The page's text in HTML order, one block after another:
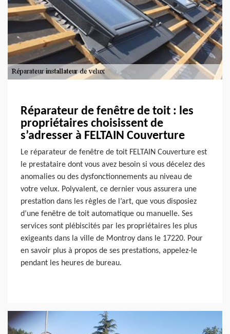
Réparateur de fenêtre de toit : les
propriétaires choisissent de
s’adresser à FELTAIN Couverture
Le réparateur de fenêtre de toit FELTAIN Couverture est
le prestataire dont vous avez besoin si vous décelez des
anomalies ou des dysfonctionnements au niveau de
votre velux. Polyvalent, ce dernier vous assurera une
prestation dans les règles de l’art, que vous disposiez
d’une fenêtre de toit automatique ou manuelle. Ses
services sont plébiscités par les propriétaires les plus
exigeants dans la ville de Montroy dans le 17220. Pour
en savoir plus à propos de ses prestations, appelez-le
pendant les heures de bureau.